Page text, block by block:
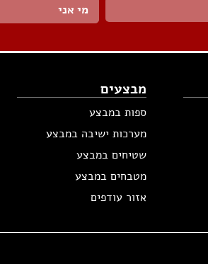
מי אני
מבצעים
ספות במבצע
מערכות ישיבה במבצע
שטיחים במבצע
מטבחים במבצע
אזור עודפים